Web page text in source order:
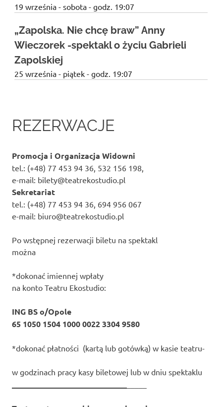
19 września - sobota - godz. 19:07
„Zapolska. Nie chcę braw” Anny
Wieczorek -spektakl o życiu Gabrieli
Zapolskiej
25 września - piątek - godz. 19:07
REZERWACJE
Promocja i Organizacja Widowni
tel.: (+48) 77 453 94 36, 532 156 198,
e-mail: bilety@teatrekostudio.pl
Sekretariat
tel.: (+48) 77 453 94 36, 694 956 067
e-mail: biuro@teatrekostudio.pl
Po wstępnej rezerwacji biletu na spektakl
można
*dokonać imiennej wpłaty
na konto Teatru Ekostudio:
ING BS o/Opole
65 1050 1504 1000 0022 3304 9580
*dokonać płatności (kartą lub gotówką) w kasie teatru-
w godzinach pracy kasy biletowej lub w dniu spektaklu